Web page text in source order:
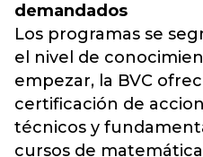
demandados
Los programas se
el nivel de
empezar, la BVC
certificación de
técnicos y
cursos de